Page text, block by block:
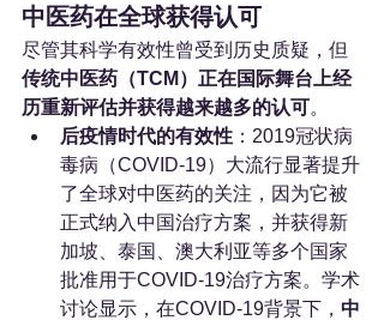
中医药在全球获得认可
尽管其科学有效性曾受到历史质疑，但
传统中医药（TCM）正在国际舞台上经
历重新评估并获得越来越多的认可。
后疫情时代的有效性 ：2019冠状病
毒病（COVID-19）大流行显著提升
了全球对中医药的关注，因为它被
正式纳入中国治疗方案，并获得新
加坡、泰国、澳大利亚等多个国家
批准用于COVID-19治疗方案。学术
讨论显示，在COVID-19背景下， 中